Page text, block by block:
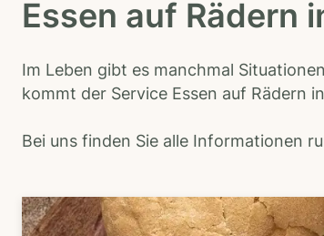
Essen auf Rädern
Im Leben gibt es manchmal
kommt der Service Essen auf Rädern
Bei uns finden Sie alle Informationen